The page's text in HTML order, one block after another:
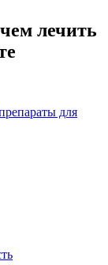
лечить
для